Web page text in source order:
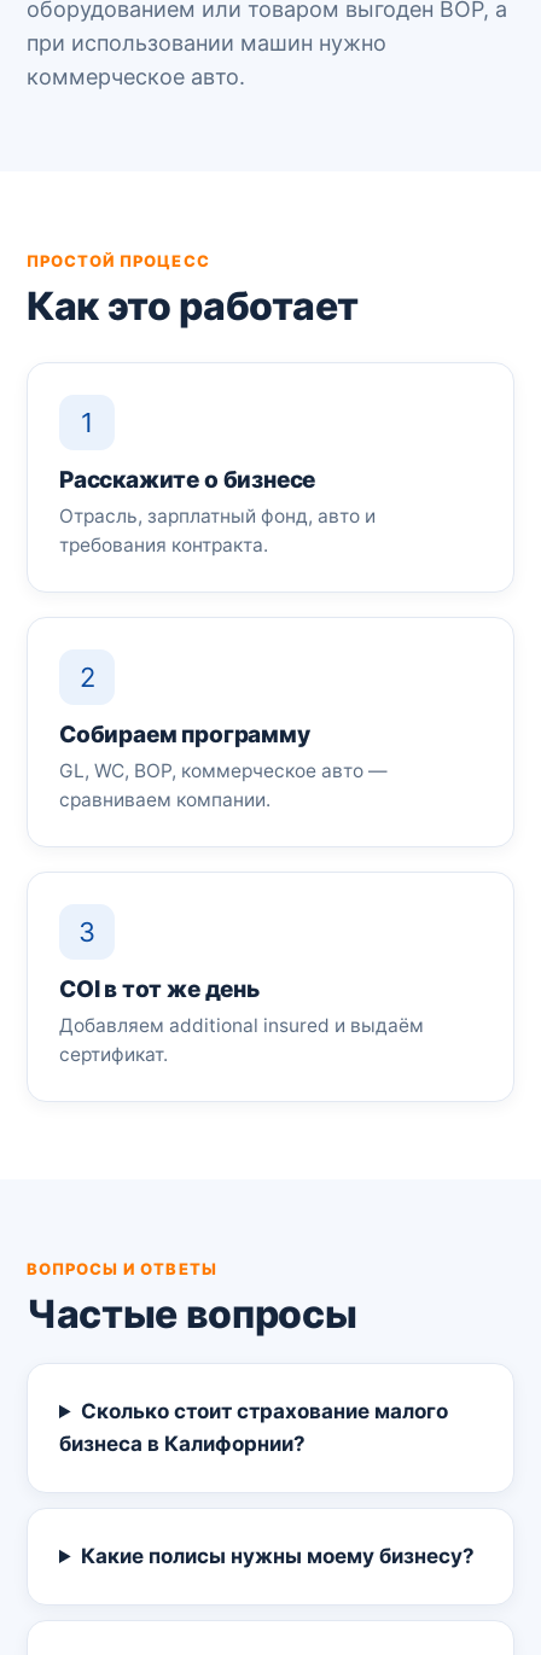
оборудованием или товаром выгоден BOP, а
при использовании машин нужно
коммерческое авто.
ПРОСТОЙ ПРОЦЕСС
Как это работает
1
Расскажите о бизнесе
Отрасль, зарплатный фонд, авто и
требования контракта.
2
Собираем программу
GL, WC, BOP, коммерческое авто —
сравниваем компании.
3
COI в тот же день
Добавляем additional insured и выдаём
сертификат.
ВОПРОСЫ И ОТВЕТЫ
Частые вопросы
Сколько стоит страхование малого
бизнеса в Калифорнии?
Какие полисы нужны моему бизнесу?